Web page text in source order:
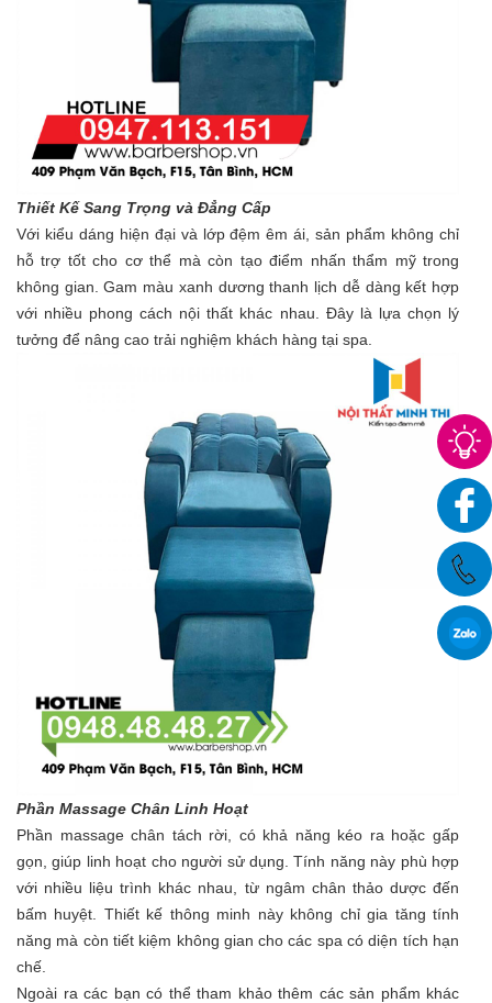
Thiết Kế Sang Trọng và Đẳng Cấp
Với kiểu dáng hiện đại và lớp đệm êm ái, sản phẩm không chỉ
hỗ trợ tốt cho cơ thể mà còn tạo điểm nhấn thẩm mỹ trong
không gian. Gam màu xanh dương thanh lịch dễ dàng kết hợp
với nhiều phong cách nội thất khác nhau. Đây là lựa chọn lý
tưởng để nâng cao trải nghiệm khách hàng tại spa.
Phần Massage Chân Linh Hoạt
Phần massage chân tách rời, có khả năng kéo ra hoặc gấp
gọn, giúp linh hoạt cho người sử dụng. Tính năng này phù hợp
với nhiều liệu trình khác nhau, từ ngâm chân thảo dược đến
bấm huyệt. Thiết kế thông minh này không chỉ gia tăng tính
năng mà còn tiết kiệm không gian cho các spa có diện tích hạn
chế.
Ngoài ra các bạn có thể tham khảo thêm các sản phẩm khác